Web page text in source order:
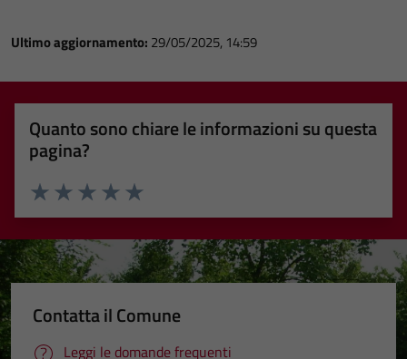
Ultimo aggiornamento: 29/05/2025, 14:59
Quanto sono chiare le informazioni su questa
pagina?
Valuta 5 stelle su 5
Valuta 4 stelle su 5
Valuta 3 stelle su 5
Valuta 2 stelle su 5
Valuta 1 stelle su 5
Contatta il Comune
Leggi le domande frequenti